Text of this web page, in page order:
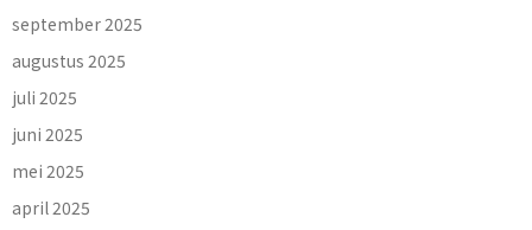
september 2025
augustus 2025
juli 2025
juni 2025
mei 2025
april 2025